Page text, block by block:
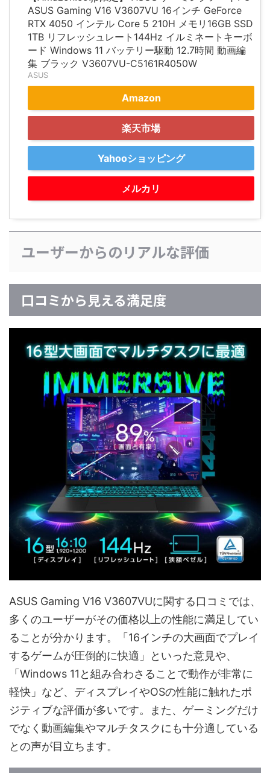
ASUS Gaming V16 V3607VU 16インチ GeForce
RTX 4050 インテル Core 5 210H メモリ16GB SSD
1TB リフレッシュレート144Hz イルミネートキーボ
ード Windows 11 バッテリー駆動 12.7時間 動画編
集 ブラック V3607VU-C5161R4050W
ASUS
Amazon
楽天市場
Yahooショッピング
メルカリ
ユーザーからのリアルな評価
口コミから見える満足度
ASUS Gaming V16 V3607VUに関する口コミでは、
多くのユーザーがその価格以上の性能に満足してい
ることが分かります。「16インチの大画面でプレイ
するゲームが圧倒的に快適」といった意見や、
「Windows 11と組み合わさることで動作が非常に
軽快」など、ディスプレイやOSの性能に触れたポ
ジティブな評価が多いです。また、ゲーミングだけ
でなく動画編集やマルチタスクにも十分適している
との声が目立ちます。